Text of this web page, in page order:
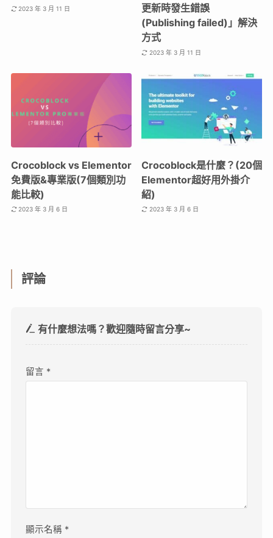
2023 年 3 月 11 日
更新時發生錯誤
(Publishing failed)」解決
方式
2023 年 3 月 11 日
Crocoblock vs Elementor
免費版&專業版(7個類別功
能比較)
2023 年 3 月 6 日
Crocoblock是什麼？(20個
Elementor超好用外掛介
紹)
2023 年 3 月 6 日
評論
有什麼想法嗎？歡迎隨時留言分享~
留言 *
顯示名稱 *